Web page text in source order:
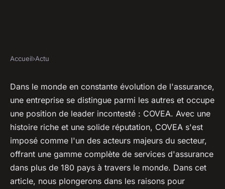
COVEA occupe la position de
leader mondial de l'assurance
: découvrez pourquoi
diane•1 août 2023 •2 min de lecture
Accueil›Actu
Dans le monde en constante évolution de l'assurance,
une entreprise se distingue parmi les autres et occupe
une position de leader incontesté : COVEA. Avec une
histoire riche et une solide réputation, COVEA s'est
imposé comme l'un des acteurs majeurs du secteur,
offrant une gamme complète de services d'assurance
dans plus de 180 pays à travers le monde. Dans cet
article, nous plongerons dans les raisons pour